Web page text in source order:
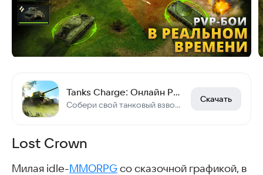
Tanks Charge: Онлайн PvP Арена
Собери свой танковый взвод и сразись с игроками!
Скачать
Lost Crown
Милая idle-MMORPG со сказочной графикой, в